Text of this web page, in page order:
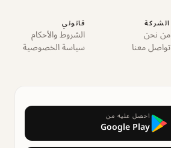
الشركة
من نحن
تواصل معنا
قانوني
الشروط والأحكام
سياسة الخصوصية
احصل عليه من
Google Play